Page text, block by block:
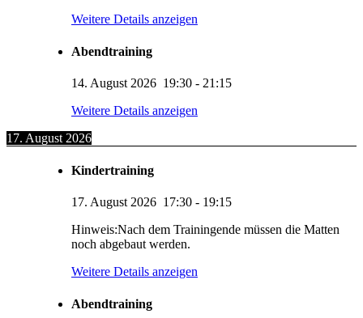
Weitere Details anzeigen
Abendtraining
14. August 2026 19:30 - 21:15
Weitere Details anzeigen
17. August 2026
Kindertraining
17. August 2026 17:30 - 19:15
Hinweis:Nach dem Trainingende müssen die Matten
noch abgebaut werden.
Weitere Details anzeigen
Abendtraining